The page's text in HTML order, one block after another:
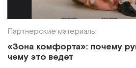
Партнерские материалы
«Зона комфорта»: почему
чему это ведет